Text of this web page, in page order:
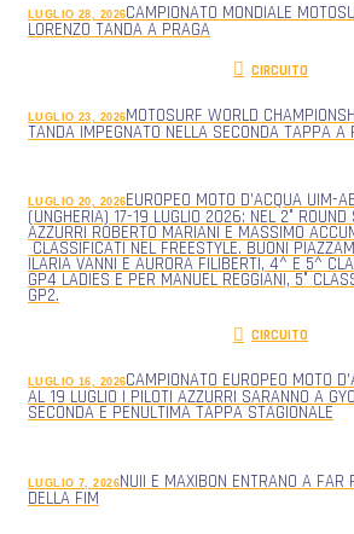
LUGLIO 28, 2026CAMPIONATO MONDIALE
LORENZO TANDA A PRAGA
CIRCUITO
LUGLIO 23, 2026MOTOSURF WORLD
TANDA IMPEGNATO NELLA SECONDA TAPPA A
LUGLIO 20, 2026EUROPEO MOTO D’ACQUA UIM-
(UNGHERIA) 17-19 LUGLIO 2026: NEL 2° ROUND
AZZURRI ROBERTO MARIANI E MASSIMO
CLASSIFICATI NEL FREESTYLE. BUONI
ILARIA VANNI E AURORA FILIBERTI, 4^ E 5^
GP4 LADIES E PER MANUEL REGGIANI, 5°
GP2.
CIRCUITO
LUGLIO 16, 2026CAMPIONATO EUROPEO MOTO
AL 19 LUGLIO I PILOTI AZZURRI SARANNO A
SECONDA E PENULTIMA TAPPA STAGIONALE
LUGLIO 7, 2026NUII E MAXIBON ENTRANO A FAR
DELLA FIM